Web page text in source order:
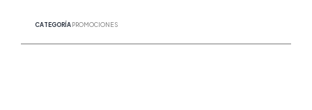
CATEGORÍA PROMOCIONES